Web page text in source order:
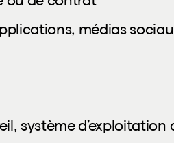
médias
système